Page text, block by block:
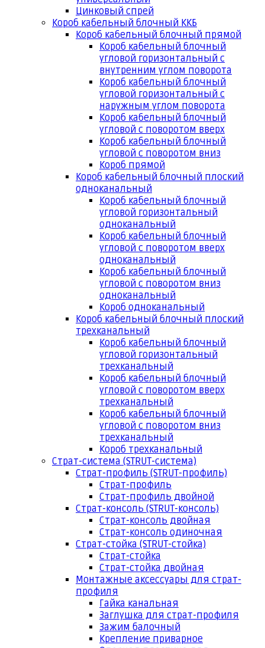
Цинковый спрей
Короб кабельный блочный ККБ
Короб кабельный блочный прямой
Короб кабельный блочный
угловой горизонтальный с
внутренним углом поворота
Короб кабельный блочный
угловой горизонтальный с
наружным углом поворота
Короб кабельный блочный
угловой с поворотом вверх
Короб кабельный блочный
угловой с поворотом вниз
Короб прямой
Короб кабельный блочный плоский
одноканальный
Короб кабельный блочный
угловой горизонтальный
одноканальный
Короб кабельный блочный
угловой с поворотом вверх
одноканальный
Короб кабельный блочный
угловой с поворотом вниз
одноканальный
Короб одноканальный
Короб кабельный блочный плоский
трехканальный
Короб кабельный блочный
угловой горизонтальный
трехканальный
Короб кабельный блочный
угловой с поворотом вверх
трехканальный
Короб кабельный блочный
угловой с поворотом вниз
трехканальный
Короб трехканальный
Страт-система (STRUT-система)
Страт-профиль (STRUT-профиль)
Страт-профиль
Страт-профиль двойной
Страт-консоль (STRUT-консоль)
Страт-консоль двойная
Страт-консоль одиночная
Страт-стойка (STRUT-стойка)
Страт-стойка
Страт-стойка двойная
Монтажные аксессуары для страт-
профиля
Гайка канальная
Заглушка для страт-профиля
Зажим балочный
Крепление приварное